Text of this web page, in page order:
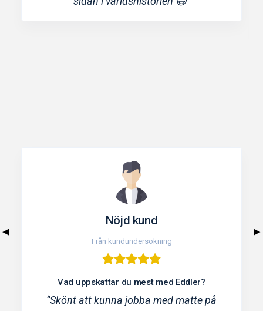
Nöjd kund
Från kundundersökning
Vad uppskattar du mest med Eddler?
“Skönt att kunna jobba med matte på
◀ ▶